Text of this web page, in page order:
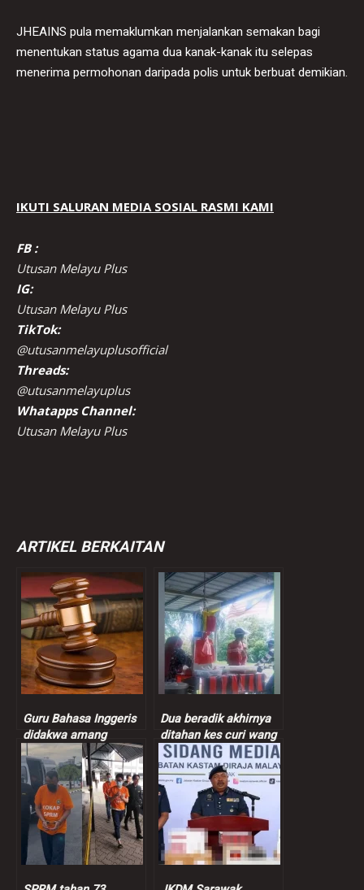
JHEAINS pula memaklumkan menjalankan semakan bagi
menentukan status agama dua kanak-kanak itu selepas
menerima permohonan daripada polis untuk berbuat demikian.
IKUTI SALURAN MEDIA SOSIAL RASMI KAMI
FB :
Utusan Melayu Plus
IG:
Utusan Melayu Plus
TikTok:
@utusanmelayuplusofficial
Threads:
@utusanmelayuplus
Whatapps Channel:
Utusan Melayu Plus
ARTIKEL BERKAITAN
Guru Bahasa Inggeris
didakwa amang
seksual murid
perempuan 9 tahun
Dua beradik akhirnya
ditahan kes curi wang
peniaga nasi bajet